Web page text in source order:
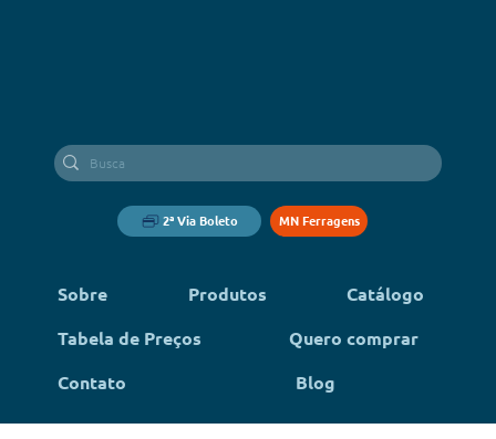
2ª Via Boleto MN Ferragens
Sobre Produtos
Catálogo
Tabela de Preços
Quero comprar
Contato
Blog